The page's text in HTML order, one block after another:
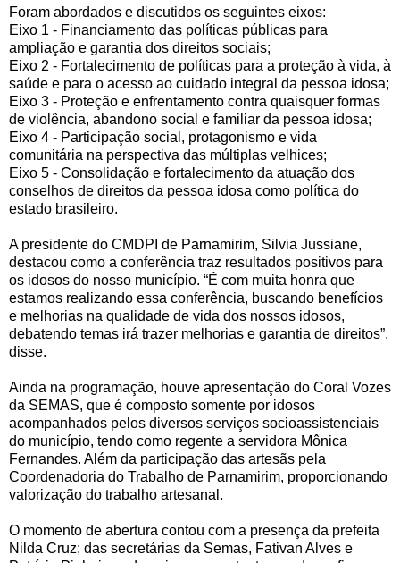
Foram abordados e discutidos os seguintes eixos:
Eixo 1 - Financiamento das políticas públicas para
ampliação e garantia dos direitos sociais;
Eixo 2 - Fortalecimento de políticas para a proteção à vida, à
saúde e para o acesso ao cuidado integral da pessoa idosa;
Eixo 3 - Proteção e enfrentamento contra quaisquer formas
de violência, abandono social e familiar da pessoa idosa;
Eixo 4 - Participação social, protagonismo e vida
comunitária na perspectiva das múltiplas velhices;
Eixo 5 - Consolidação e fortalecimento da atuação dos
conselhos de direitos da pessoa idosa como política do
estado brasileiro.
A presidente do CMDPI de Parnamirim, Silvia Jussiane,
destacou como a conferência traz resultados positivos para
os idosos do nosso município. “É com muita honra que
estamos realizando essa conferência, buscando benefícios
e melhorias na qualidade de vida dos nossos idosos,
debatendo temas irá trazer melhorias e garantia de direitos”,
disse.
Ainda na programação, houve apresentação do Coral Vozes
da SEMAS, que é composto somente por idosos
acompanhados pelos diversos serviços socioassistenciais
do município, tendo como regente a servidora Mônica
Fernandes. Além da participação das artesãs pela
Coordenadoria do Trabalho de Parnamirim, proporcionando
valorização do trabalho artesanal.
O momento de abertura contou com a presença da prefeita
Nilda Cruz; das secretárias da Semas, Fativan Alves e